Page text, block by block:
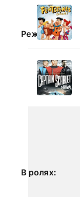
Режиссер:
В ролях: